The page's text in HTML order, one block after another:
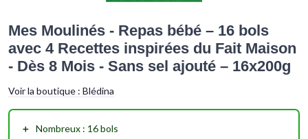
Mes Moulinés - Repas bébé – 16 bols
avec 4 Recettes inspirées du Fait Maison
- Dès 8 Mois - Sans sel ajouté – 16x200g
Voir la boutique : Blédina
＋ Nombreux : 16 bols